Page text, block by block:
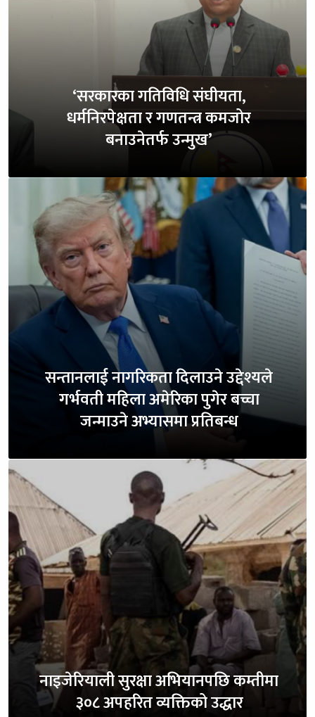
‘सरकारका गतिविधि संघीयता,
धर्मनिरपेक्षता र गणतन्त्र कमजोर
बनाउनेतर्फ उन्मुख’
सन्तानलाई नागरिकता दिलाउने उद्देश्यले
गर्भवती महिला अमेरिका पुगेर बच्चा
जन्माउने अभ्यासमा प्रतिबन्ध
नाइजेरियाली सुरक्षा अभियानपछि कम्तीमा
३०८ अपहरित व्यक्तिको उद्धार